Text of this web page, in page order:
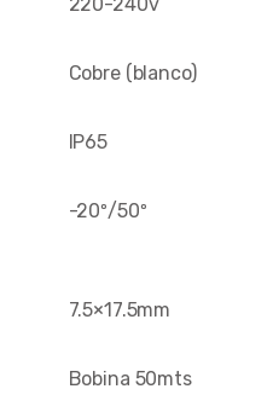
Cobre (blanco)
IP65
-20º/50º
7.5×17.5mm
Bobina 50mts